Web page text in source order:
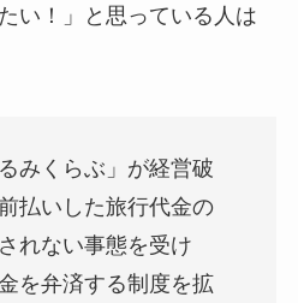
い！」と思っている人は
みくらぶ」が経営破
払いした旅行代金の
れない事態を受け
を弁済する制度を拡